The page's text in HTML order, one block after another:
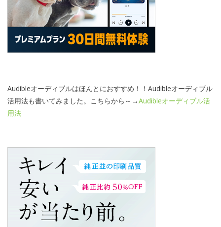
Audibleオーディブルはほんとにおすすめ！！Audibleオーディブル
活用法も書いてみました。こちらから～→Audibleオーディブル活
用法